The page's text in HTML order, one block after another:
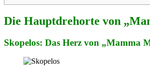
Die Hauptdrehorte von
Skopelos: Das Herz von „Mamma